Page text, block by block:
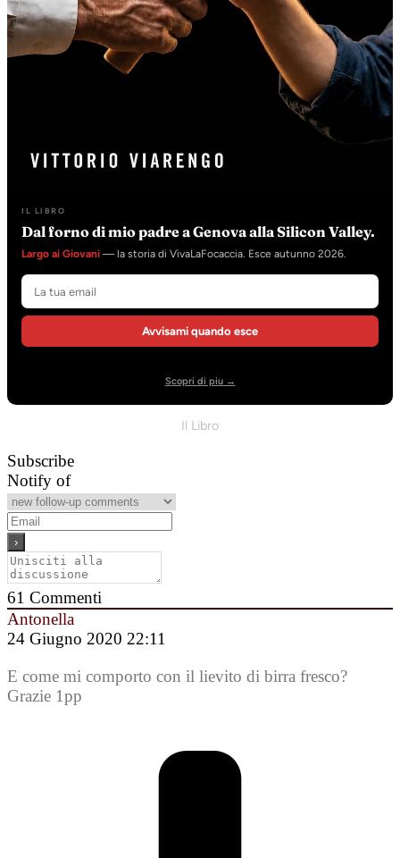
IL LIBRO
Dal forno di mio padre a Genova alla Silicon Valley.
Largo ai Giovani — la storia di VivaLaFocaccia. Esce autunno 2026.
Avvisami quando esce
Scopri di piu →
Il Libro
Subscribe
Notify of
61 Commenti
Antonella
24 Giugno 2020 22:11
E come mi comporto con il lievito di birra fresco?
Grazie 1pp